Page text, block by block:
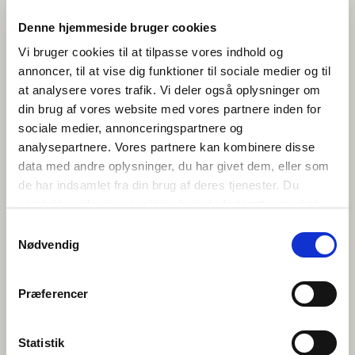
Denne hjemmeside bruger cookies
Vi bruger cookies til at tilpasse vores indhold og
annoncer, til at vise dig funktioner til sociale medier og til
at analysere vores trafik. Vi deler også oplysninger om
din brug af vores website med vores partnere inden for
sociale medier, annonceringspartnere og
analysepartnere. Vores partnere kan kombinere disse
data med andre oplysninger, du har givet dem, eller som
de har indsamlet fra din brug af deres tjenester. Du
Nødvendig
Præferencer
Statistik
Trin 2: Nunat Avannarliit
pillugit namminerisamik
oqaluttualiorneq
(ineriartorneq)
oqallisigisiuk. Sumiiffissinni tassanerpiaq